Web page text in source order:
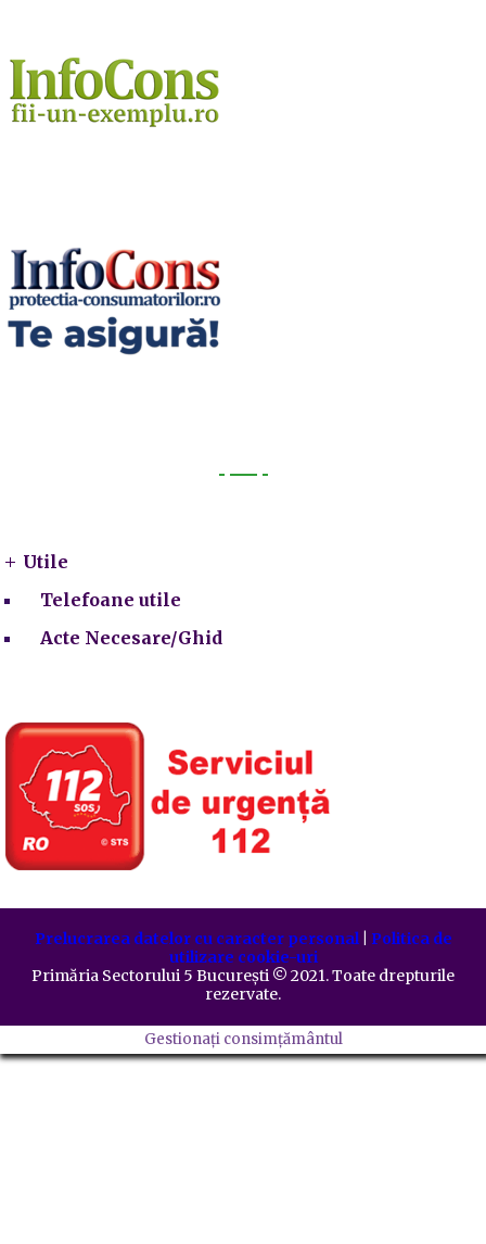
Utile
Telefoane utile
Acte Necesare/Ghid
Prelucrarea datelor cu caracter personal| Politica de
utilizare cookie-uri
Primăria Sectorului 5 București ©️ 2021. Toate drepturile
rezervate.
Gestionați consimțământul